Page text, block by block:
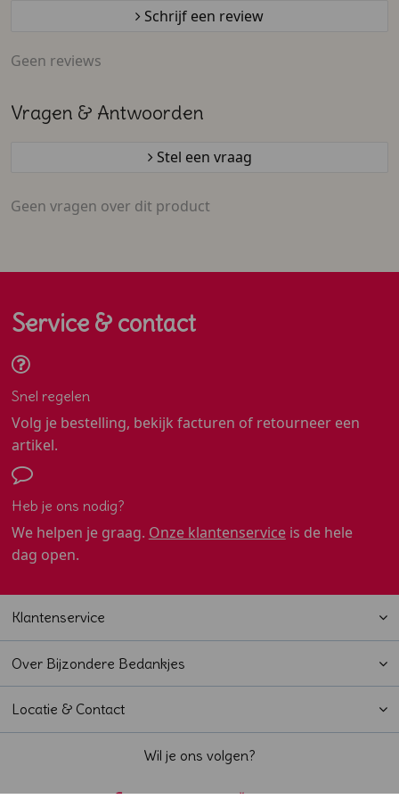
Schrijf een review
Geen reviews
Vragen & Antwoorden
Stel een vraag
Geen vragen over dit product
Service & contact
Snel regelen
Volg je bestelling, bekijk facturen of retourneer een
artikel.
Heb je ons nodig?
We helpen je graag. Onze klantenserviceis de hele
dag open.
Klantenservice
Over Bijzondere Bedankjes
Locatie & Contact
Wil je ons volgen?